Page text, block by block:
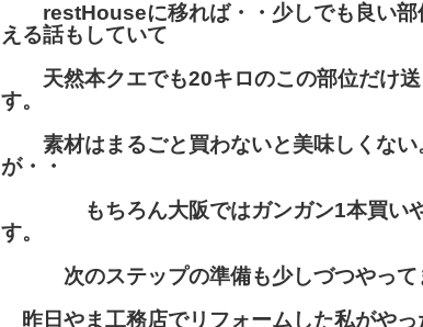
restHouseに移れば・・少しでも良い部
える話もしていて
天然本クエでも20キロのこの部位だけ送
す。
素材はまるごと買わないと美味しくない
が・・
もちろん大阪ではガンガン1本買いや
す。
次のステップの準備も少しづつやって
昨日やま工務店でリフォームした私がやっ